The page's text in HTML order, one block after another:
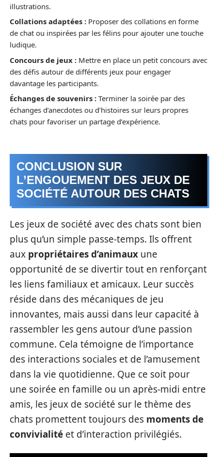
illustrations.
Collations adaptées : Proposer des collations en forme
de chat ou inspirées par les félins pour ajouter une touche
ludique.
Concours de jeux : Mettre en place un petit concours avec
des défis autour de différents jeux pour engager
davantage les participants.
Échanges de souvenirs : Terminer la soirée par des
échanges d’anecdotes ou d’histoires sur leurs propres
chats pour favoriser un partage d’expérience.
CONCLUSION SUR
L’ENGOUEMENT DES JEUX DE
SOCIÉTÉ AUTOUR DES CHATS
Les jeux de société avec des chats sont bien
plus qu’un simple passe-temps. Ils offrent
aux propriétaires d’animaux une
opportunité de se divertir tout en renforçant
les liens familiaux et amicaux. Leur succès
réside dans des mécaniques de jeu
innovantes, mais aussi dans leur capacité à
rassembler les gens autour d’une passion
commune. Cela témoigne de l’importance
des interactions sociales et de l’amusement
dans la vie quotidienne. Que ce soit pour
une soirée en famille ou un après-midi entre
amis, les jeux de société sur le thème des
chats promettent toujours des moments de
convivialité et d’interaction privilégiés.